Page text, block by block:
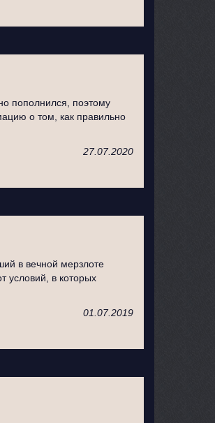
пополнился, поэтому
о том, как правильно
27.07.2020
в вечной мерзлоте
условий, в которых
01.07.2019